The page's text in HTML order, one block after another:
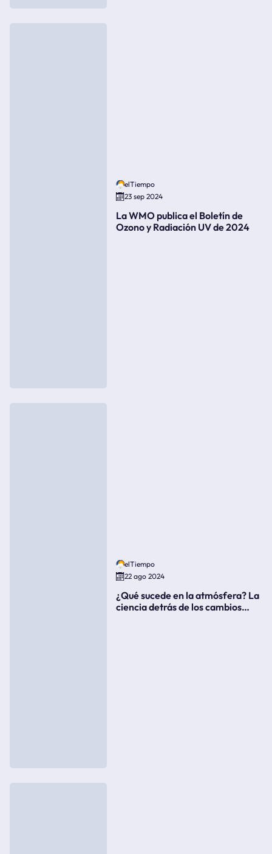
elTiempo
23 sep 2024
La WMO publica el Boletín de
Ozono y Radiación UV de 2024
elTiempo
22 ago 2024
¿Qué sucede en la atmósfera? La
ciencia detrás de los cambios